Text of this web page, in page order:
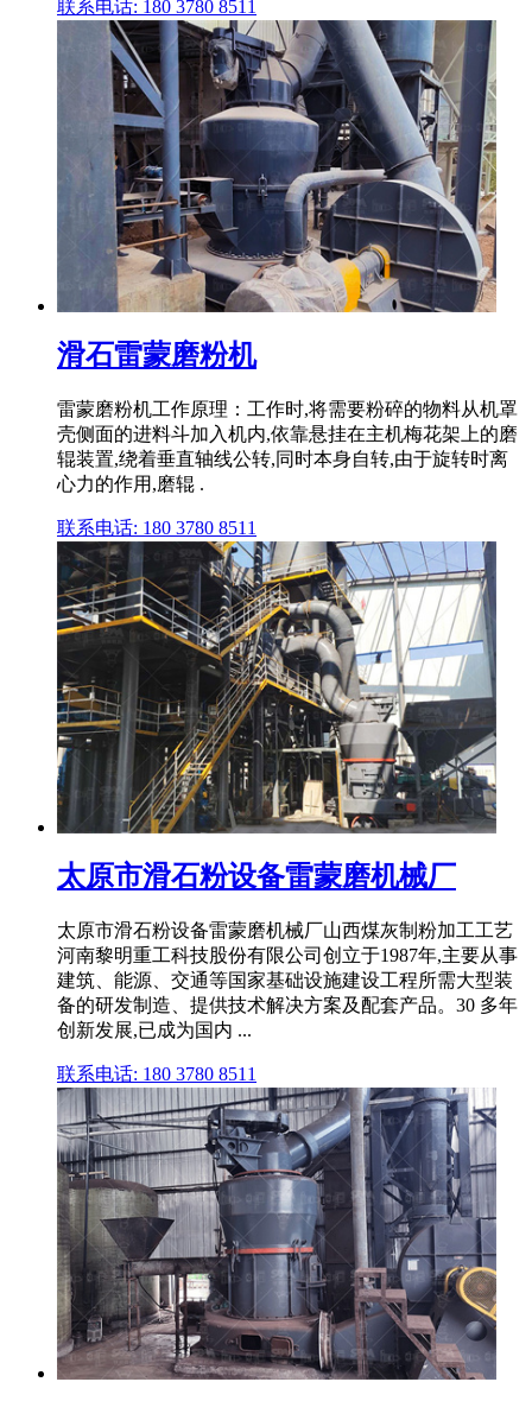
联系电话: 180 3780 8511
滑石雷蒙磨粉机
雷蒙磨粉机工作原理：工作时,将需要粉碎的物料从机罩
壳侧面的进料斗加入机内,依靠悬挂在主机梅花架上的磨
辊装置,绕着垂直轴线公转,同时本身自转,由于旋转时离
心力的作用,磨辊 .
联系电话: 180 3780 8511
太原市滑石粉设备雷蒙磨机械厂
太原市滑石粉设备雷蒙磨机械厂山西煤灰制粉加工工艺
河南黎明重工科技股份有限公司创立于1987年,主要从事
建筑、能源、交通等国家基础设施建设工程所需大型装
备的研发制造、提供技术解决方案及配套产品。30 多年
创新发展,已成为国内 ...
联系电话: 180 3780 8511